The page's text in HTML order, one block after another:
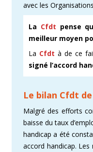
avec les
La Cfdt pense
meilleur moyen
La Cfdt à de ce
signé l’accord
Le bilan Cfdt de
Malgré des efforts
baisse du taux
handicap a été
accord handicap.